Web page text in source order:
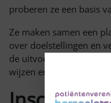
proberen ze een basis
Ze maken samen een
over doelstellingen en
de uitvoering. Jaarlijks
wijzen en schuift